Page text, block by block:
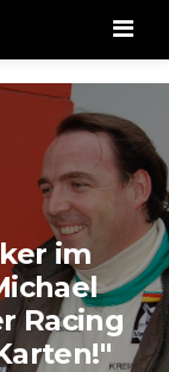
im
Racing